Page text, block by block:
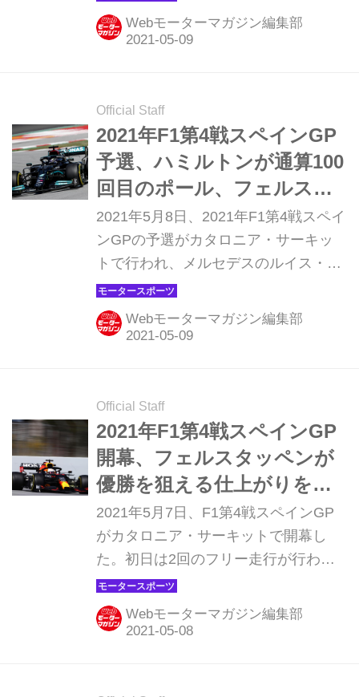
ジションを逃したものの、メルセデス
と互角の速さを見せて2番手につけ
った。ただ、チームメイトのセルジ
オ・ペレスは8番手スタートとなった
のが気になるところ。レッドブル・ホ
ンダは決勝レースをどう戦うのだろう
か。
Webモーターマガジン編集部
Official Staff
2021年F1第4戦スペインGP
予選、ハミルトンが通算100
回目のポール、フェルスタ
ッペンはわずかに届かず
【モータースポーツ】
2021年5月8日、2021年F1第4戦スペイ
ンGPの予選がカタロニア・サーキッ
トで行われ、メルセデスのルイス・ハ
ミルトンが最速タイムをマーク。自身
通算100回目の記念すべきポールポジ
ションを獲得した。レッドブル・ホン
ァタウリ・ホンダ）は小さなミスを犯
してわずかにQ1を突破できず16番手
に終わった。
Webモーターマガジン編集部
Official Staff
2021年F1第4戦スペインGP
開幕、フェルスタッペンが
優勝を狙える仕上がりを見
せる【モータースポーツ】
2021年5月7日、F1第4戦スペインGP
がカタロニア・サーキットで開幕し
た。初日は2回のフリー走行が行わ
れ、レッドブル・ホンダとアルファタ
ウリ・ホンダのホンダ勢4台は順調に
走行してデータを収集、全車トップ10
Webモーターマガジン編集部